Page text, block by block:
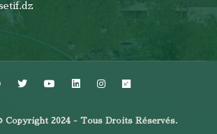
Copyright 2024 - Tous Droits Réservés.